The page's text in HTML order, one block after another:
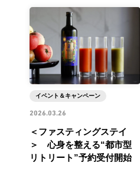
＜ファスティングステイ
＞ 心身を整える“都市型
リトリート”予約受付開始
イベント＆キャンペーン
2026.03.26